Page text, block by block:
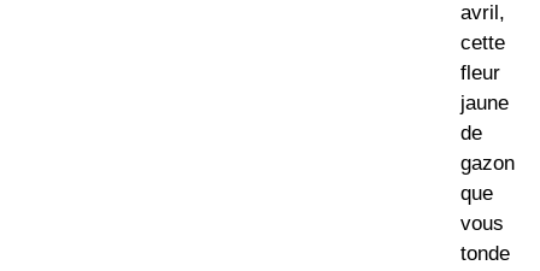
avril,
cette
fleur
jaune
de
gazon
que
vous
tonde